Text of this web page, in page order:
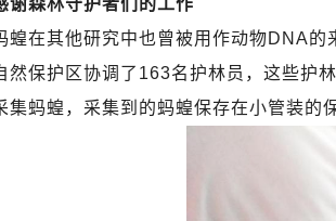
蝗在其他研究中也曾被用作动物DNA
然保护区协调了163名护林员，这些护
集蚂蝗，采集到的蚂蝗保存在小管装